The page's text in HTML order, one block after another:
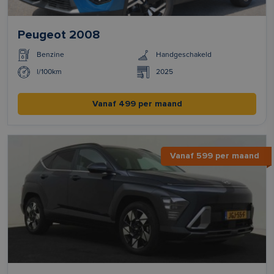
Peugeot 2008
Benzine Handgeschakeld
l/100km 2025
Vanaf 499 per maand
Vanaf 599 per maand